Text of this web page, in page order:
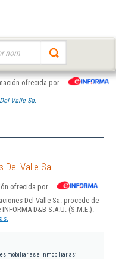
ofrecida por
Valle Sa.
Valle Sa.
ofrecida por
Del Valle Sa. procede de
D&B S.A.U. (S.M.E.).
mobiliarias e inmobiliarias;